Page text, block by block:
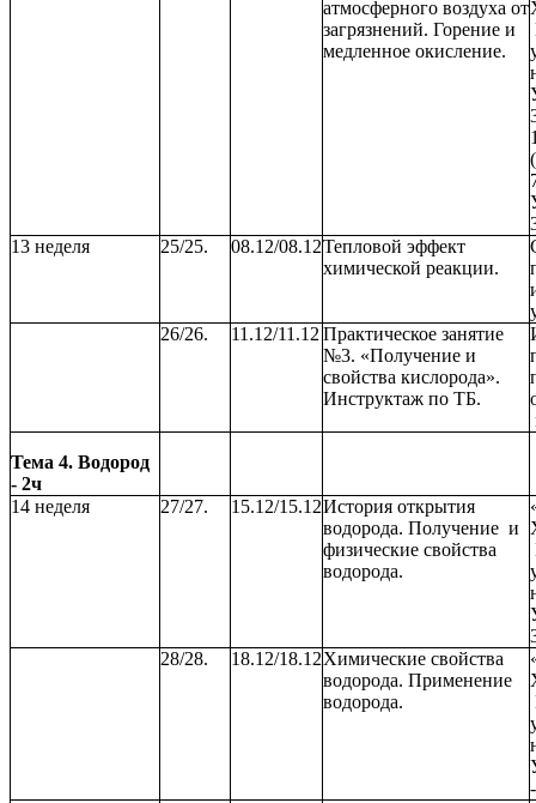
атмосферного воздуха от
загрязнений. Горение и
медленное окисление.
13 неделя
25/25. 08.12/08.12Тепловой эффект
химической реакции.
26/26.
11.12/11.12 Практическое занятие
№3. «Получение и
свойства кислорода».
Инструктаж по ТБ.
Тема 4. Водород
- 2ч
14 неделя
27/27. 15.12/15.12История открытия
водорода. Получение и
физические свойства
водорода.
28/28.
18.12/18.12Химические свойства
водорода. Применение
водорода.